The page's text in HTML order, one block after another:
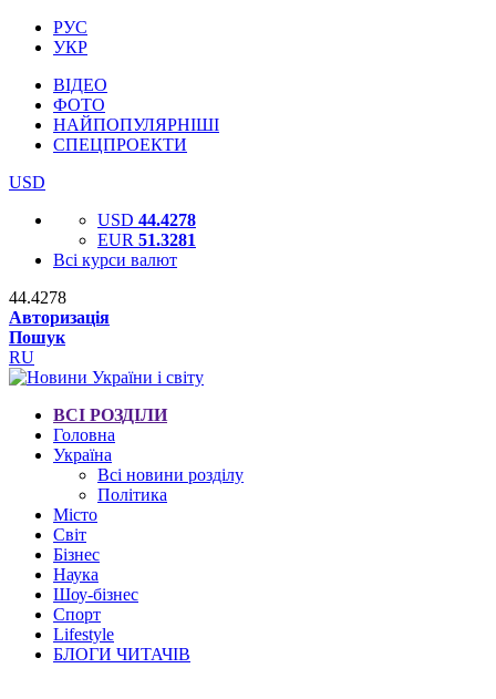
РУС
УКР
ВІДЕО
ФОТО
НАЙПОПУЛЯРНІШІ
СПЕЦПРОЕКТИ
USD
USD 44.4278
EUR 51.3281
Всі курси валют
44.4278
Авторизація
Пошук
RU
ВСІ РОЗДІЛИ
Головна
Україна
Всі новини розділу
Політика
Місто
Світ
Бізнес
Наука
Шоу-бізнес
Спорт
Lifestyle
БЛОГИ ЧИТАЧІВ